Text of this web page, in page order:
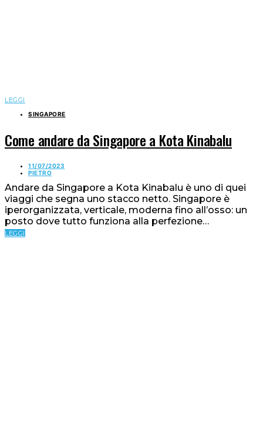
LEGGI
SINGAPORE
Come andare da Singapore a Kota Kinabalu
11/07/2023
PIETRO
Andare da Singapore a Kota Kinabalu è uno di quei
viaggi che segna uno stacco netto. Singapore è
iperorganizzata, verticale, moderna fino all’osso: un
posto dove tutto funziona alla perfezione…
LEGGI